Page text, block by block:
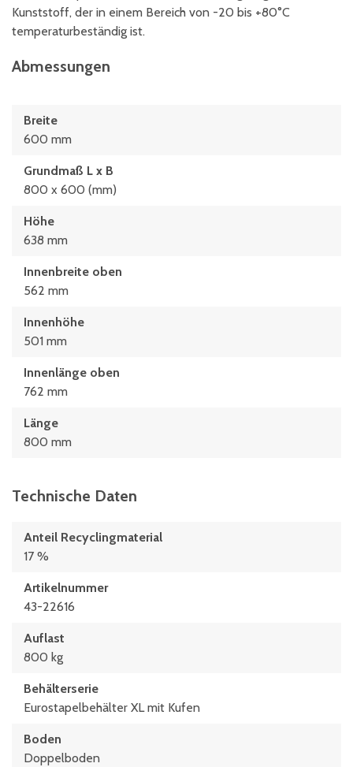
Kunststoff, der in einem Bereich von -20 bis +80°C
temperaturbeständig ist.
Abmessungen
Breite
600 mm
Grundmaß L x B
800 x 600 (mm)
Höhe
638 mm
Innenbreite oben
562 mm
Innenhöhe
501 mm
Innenlänge oben
762 mm
Länge
800 mm
Technische Daten
Anteil Recyclingmaterial
17 %
Artikelnummer
43-22616
Auflast
800 kg
Behälterserie
Eurostapelbehälter XL mit Kufen
Boden
Doppelboden